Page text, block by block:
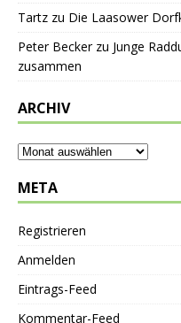
Tartz zu Die Laasower
Peter Beckerzu Junge
zusammen
ARCHIV
META
Registrieren
Anmelden
Eintrags-Feed
Kommentar-Feed